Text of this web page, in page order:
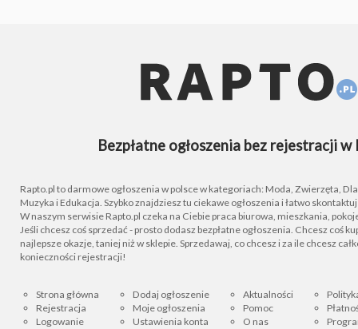
Bezpłatne ogłoszenia bez rejestracji w
Rapto.pl to darmowe ogłoszenia w polsce w kategoriach: Moda, Zwierzęta, Dla
Muzyka i Edukacja. Szybko znajdziesz tu ciekawe ogłoszenia i łatwo
W naszym serwisie Rapto.pl czeka na Ciebie praca biurowa, mieszkania,
Jeśli chcesz coś sprzedać - prosto dodasz bezpłatne ogłoszenia. Chcesz coś
najlepsze okazje, taniej niż w sklepie. Sprzedawaj, co chcesz i za ile chcesz
konieczności rejestracji!
Strona główna
Rejestracja
Logowanie
Dodaj ogłoszenie
Moje ogłoszenia
Ustawienia konta
Aktualności
Pomoc
O nas